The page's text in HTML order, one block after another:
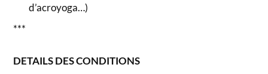
d’acroyoga…)
***
DETAILS DES CONDITIONS